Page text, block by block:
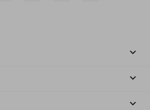


